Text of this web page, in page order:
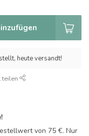
heute versandt!
teilen
von 75 €. Nur